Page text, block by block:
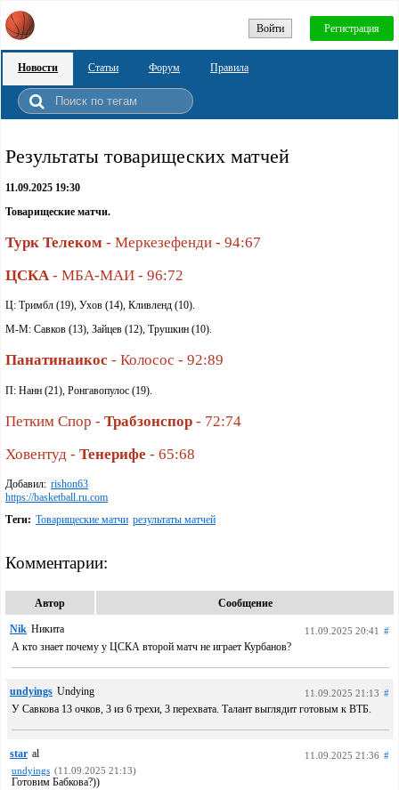
Войти Регистрация
Новости Статьи Форум Правила
Результаты товарищеских матчей
11.09.2025 19:30
Товарищеские матчи.
Турк Телеком - Меркезефенди - 94:67
ЦСКА - МБА-МАИ - 96:72
Ц: Тримбл (19), Ухов (14), Кливленд (10).
М-М: Савков (13), Зайцев (12), Трушкин (10).
Панатинаикос - Колосос - 92:89
П: Нанн (21), Ронгавопулос (19).
Петким Спор - Трабзонспор - 72:74
Ховентуд - Тенерифе - 65:68
Добавил: rishon63
https://basketball.ru.com
Теги: Товарищеские матчи результаты матчей
Комментарии:
Автор Сообщение
Nik Никита 11.09.2025 20:41 #
А кто знает почему у ЦСКА второй матч не играет Курбанов?
undyings Undying 11.09.2025 21:13 #
У Савкова 13 очков, 3 из 6 трехи, 3 перехвата. Талант выглядит готовым к ВТБ.
star al 11.09.2025 21:36 #
undyings (11.09.2025 21:13)
Готовим Бабкова?))